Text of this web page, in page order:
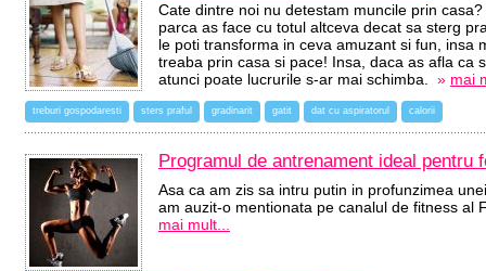
Cate dintre noi nu detestam muncile prin
parca as face cu totul altceva decat sa sterg
le poti transforma in ceva amuzant si fun, insa
treaba prin casa si pace! Insa, daca as afla ca
atunci poate lucrurile s-ar mai schimba. » mai
treburi gospodaresti sters praful gradinarit gatit dat cu aspiratorul calorii
Programul de antrenament ideal pentru
Asa ca am zis sa intru putin in profunzimea
am auzit-o mentionata pe canalul de fitness
mai mult...